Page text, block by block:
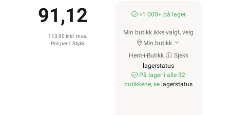
91,12
113,90 inkl. mva.
Pris per 1 Stykk
>1 000+ på lager
Min butikk ikke valgt, velg
Min butikk
Hent-i-Butikk
Sjekk
lagerstatus
På lager i alle 32
butikkene, se lagerstatus